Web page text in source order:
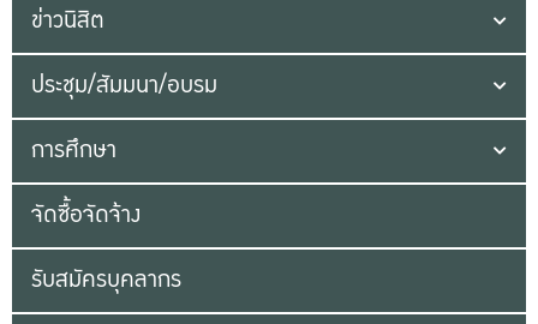
ข่าวนิสิต
ประชุม/สัมมนา/อบรม
การศึกษา
จัดซื้อจัดจ้าง
รับสมัครบุคลากร